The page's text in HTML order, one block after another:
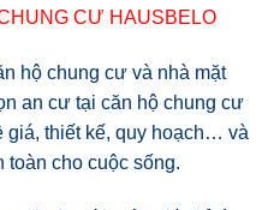
CƯ HAUSBELO
hộ chung cư và nhà mặt
an cư tại căn hộ chung cư
giá, thiết kế, quy hoạch… và
toàn cho cuộc sống.